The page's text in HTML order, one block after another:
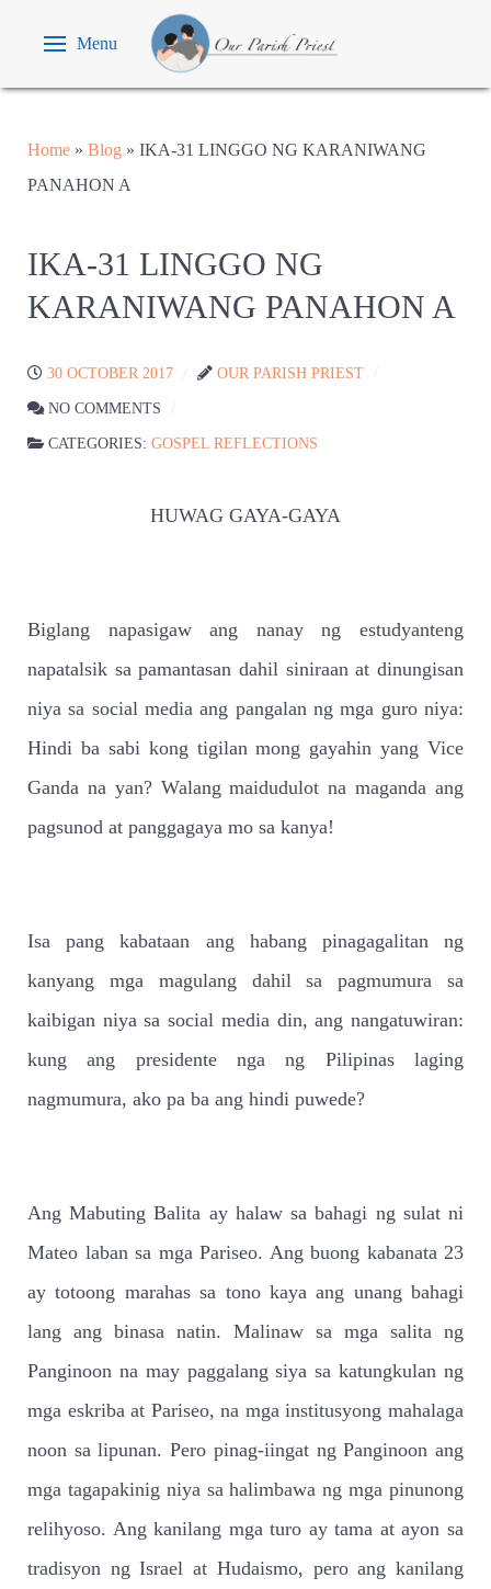
Menu
Home » Blog » IKA-31 LINGGO NG KARANIWANG
PANAHON A
IKA-31 LINGGO NG
KARANIWANG PANAHON A
30 OCTOBER 2017 OUR PARISH PRIEST
NO COMMENTS
CATEGORIES: GOSPEL REFLECTIONS
HUWAG GAYA-GAYA
Biglang napasigaw ang nanay ng estudyanteng
napatalsik sa pamantasan dahil siniraan at dinungisan
niya sa social media ang pangalan ng mga guro niya:
Hindi ba sabi kong tigilan mong gayahin yang Vice
Ganda na yan? Walang maidudulot na maganda ang
pagsunod at panggagaya mo sa kanya!
Isa pang kabataan ang habang pinagagalitan ng
kanyang mga magulang dahil sa pagmumura sa
kaibigan niya sa social media din, ang nangatuwiran:
kung ang presidente nga ng Pilipinas laging
nagmumura, ako pa ba ang hindi puwede?
Ang Mabuting Balita ay halaw sa bahagi ng sulat ni
Mateo laban sa mga Pariseo. Ang buong kabanata 23
ay totoong marahas sa tono kaya ang unang bahagi
lang ang binasa natin. Malinaw sa mga salita ng
Panginoon na may paggalang siya sa katungkulan ng
mga eskriba at Pariseo, na mga institusyong mahalaga
noon sa lipunan. Pero pinag-iingat ng Panginoon ang
mga tagapakinig niya sa halimbawa ng mga pinunong
relihyoso. Ang kanilang mga turo ay tama at ayon sa
tradisyon ng Israel at Hudaismo, pero ang kanilang